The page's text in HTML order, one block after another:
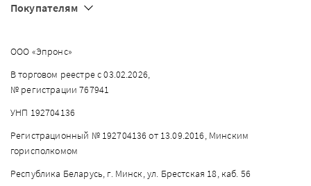
Покупателям
ООО «Эпронс»
В торговом реестре с 03.02.2026,
№ регистрации 767941
УНП 192704136
Регистрационный № 192704136 от 13.09.2016, Минским
горисполкомом
Республика Беларусь, г. Минск, ул. Брестская 18, каб. 56